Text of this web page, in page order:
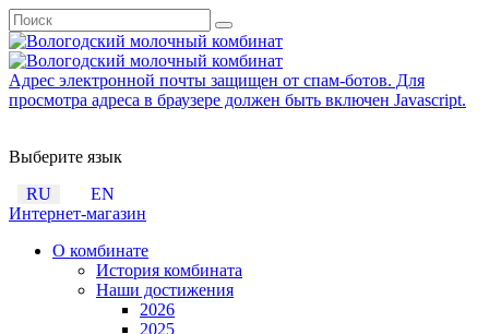
Адрес электронной почты защищен от спам-ботов. Для
просмотра адреса в браузере должен быть включен Javascript.
Выберите язык
RU
EN
Интернет-магазин
О комбинате
История комбината
Наши достижения
2026
2025